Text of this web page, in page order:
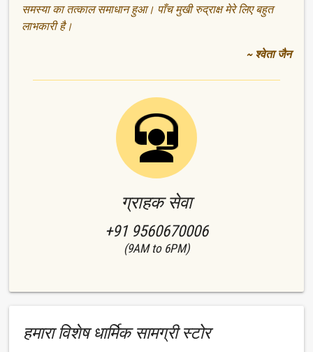
समस्या का तत्काल समाधान हुआ। पाँच मुखी रुद्राक्ष मेरे लिए बहुत
लाभकारी है।
~ श्वेता जैन
ग्राहक सेवा
+91 9560670006
(9AM to 6PM)
हमारा विशेष धार्मिक सामग्री स्टोर